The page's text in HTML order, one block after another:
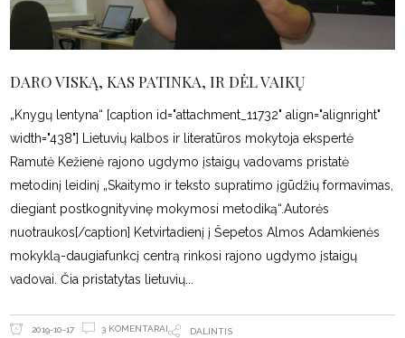
DARO VISKĄ, KAS PATINKA, IR DĖL VAIKŲ
„Knygų lentyna“ [caption id="attachment_11732" align="alignright"
width="438"] Lietuvių kalbos ir literatūros mokytoja ekspertė
Ramutė Kežienė rajono ugdymo įstaigų vadovams pristatė
metodinį leidinį „Skaitymo ir teksto supratimo įgūdžių formavimas,
diegiant postkognityvinę mokymosi metodiką“.Autorės
nuotraukos[/caption] Ketvirtadienį į Šepetos Almos Adamkienės
mokyklą-daugiafunkcį centrą rinkosi rajono ugdymo įstaigų
vadovai. Čia pristatytas lietuvių
2019-10-17 3 KOMENTARAI DALINTIS